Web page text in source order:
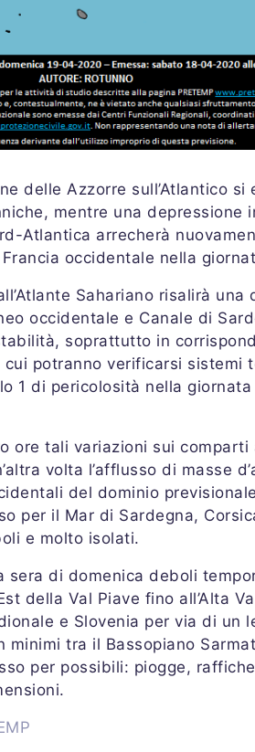
delle Azzorre sull’Atlantico
mentre una depressione
Atlantica arrecherà
occidentale nella
Sahariano risalirà
occidentale e Canale di
soprattutto in
potranno verificarsi sistemi
1 di pericolosità nella
ore tali variazioni sui
volta l’afflusso di masse
del dominio
per il Mar di Sardegna,
e molto isolati.
sera di domenica deboli
della Val Piave fino all’Alta
e Slovenia per via di un
minimi tra il Bassopiano
per possibili: piogge,